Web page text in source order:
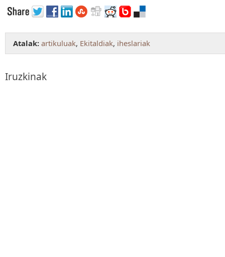
Atalak: artikuluak, Ekitaldiak, iheslariak
Iruzkinak